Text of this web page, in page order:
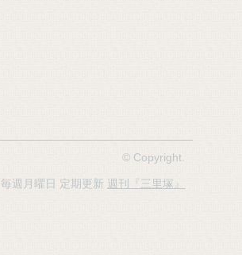
© Copyright.
週月曜日 定期更新 週刊『三里塚』